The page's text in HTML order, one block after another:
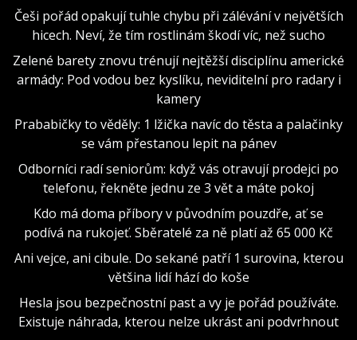
Češi pořád opakují tuhle chybu při zálévání v největších
hicech. Neví, že tím rostlinám škodí víc, než sucho
Zelené barety znovu trénují nejtěžší disciplínu americké
armády: Pod vodou bez kyslíku, neviditelní pro radary i
kamery
Prababičky to věděly: 1 lžička navíc do těsta a palačinky
se vám přestanou lepit na pánev
Odborníci radí seniorům: když vás otravují prodejci po
telefonu, řekněte jednu ze 3 vět a máte pokoj
Kdo má doma příbory v původním pouzdře, ať se
podívá na rukojeť. Sběratelé za ně platí až 65 000 Kč
Ani vejce, ani cibule. Do sekané patří 1 surovina, kterou
většina lidí hází do koše
Hesla jsou bezpečnostní past a vy je pořád používáte.
Existuje náhrada, kterou nelze ukrást ani podvrhnout